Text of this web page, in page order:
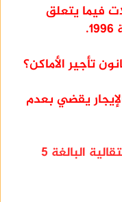
فيما يتعلق
تأجير الأماكن؟
يقضي بعدم
_ ماذا يحدث بعد انتهاء الفترة الانتقالية البالغة 5